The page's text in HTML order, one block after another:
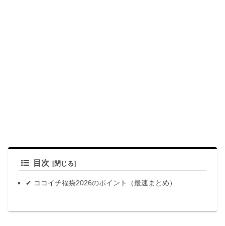
目次
✔ ココイチ福袋2026のポイント（最速まとめ）